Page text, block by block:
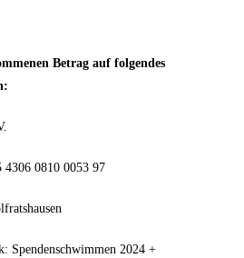
Betrag auf folgendes
0810 0053 97
Spendenschwimmen 2024 +